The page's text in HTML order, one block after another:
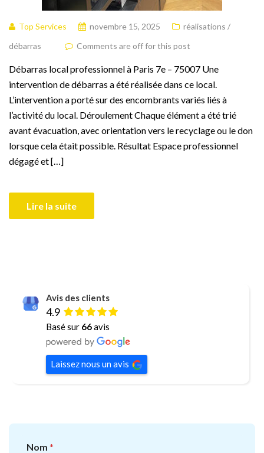
Top Services novembre 15, 2025
réalisations /
débarras
Comments are off for this post
Débarras local professionnel à Paris 7e – 75007 Une
intervention de débarras a été réalisée dans ce local.
L’intervention a porté sur des encombrants variés liés à
l’activité du local. Déroulement Chaque élément a été trié
avant évacuation, avec orientation vers le recyclage ou le don
lorsque cela était possible. Résultat Espace professionnel
dégagé et […]
Lire la suite
Avis des clients
4.9
Basé sur 66avis
Laissez nous un avis
Nom *